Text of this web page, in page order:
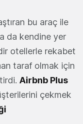
bu araç ile
da kendine yer
otellerle rekabet
taraf olmak için
Airbnb Plus
çekmek